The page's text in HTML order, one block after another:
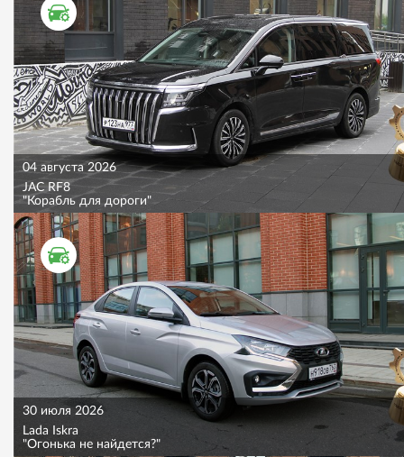
ТЕСТ ДРАЙВ
04 августа 2026
JAC RF8
"Корабль для дороги"
ТЕСТ ДРАЙВ
30 июля 2026
Lada Iskra
"Огонька не найдется?"